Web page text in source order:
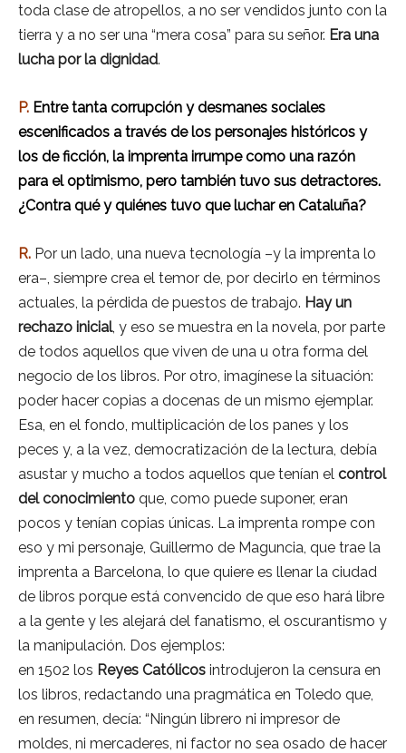
toda clase de atropellos, a no ser vendidos junto con la
tierra y a no ser una “mera cosa” para su señor. Era una
lucha por la dignidad.
P. Entre tanta corrupción y desmanes sociales
escenificados a través de los personajes históricos y
los de ficción, la imprenta irrumpe como una razón
para el optimismo, pero también tuvo sus detractores.
¿Contra qué y quiénes tuvo que luchar en Cataluña?
R. Por un lado, una nueva tecnología –y la imprenta lo
era–, siempre crea el temor de, por decirlo en términos
actuales, la pérdida de puestos de trabajo. Hay un
rechazo inicial, y eso se muestra en la novela, por parte
de todos aquellos que viven de una u otra forma del
negocio de los libros. Por otro, imagínese la situación:
poder hacer copias a docenas de un mismo ejemplar.
Esa, en el fondo, multiplicación de los panes y los
peces y, a la vez, democratización de la lectura, debía
asustar y mucho a todos aquellos que tenían el control
del conocimiento que, como puede suponer, eran
pocos y tenían copias únicas. La imprenta rompe con
eso y mi personaje, Guillermo de Maguncia, que trae la
imprenta a Barcelona, lo que quiere es llenar la ciudad
de libros porque está convencido de que eso hará libre
a la gente y les alejará del fanatismo, el oscurantismo y
la manipulación. Dos ejemplos:
en 1502 los Reyes Católicos introdujeron la censura en
los libros, redactando una pragmática en Toledo que,
en resumen, decía: “Ningún librero ni impresor de
moldes, ni mercaderes, ni factor no sea osado de hacer